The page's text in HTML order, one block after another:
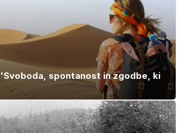
spontanost in zgodbe, ki